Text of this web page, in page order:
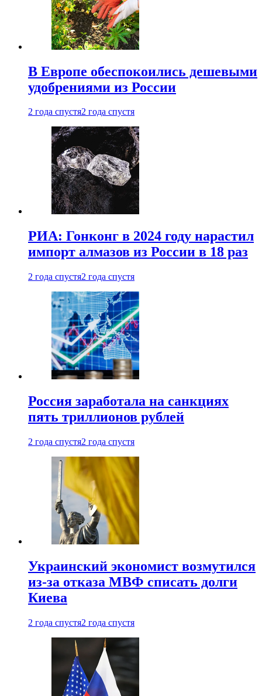
В Европе обеспокоились дешевыми
удобрениями из России
2 года спустя2 года спустя
РИА: Гонконг в 2024 году нарастил
импорт алмазов из России в 18 раз
2 года спустя2 года спустя
Россия заработала на санкциях
пять триллионов рублей
2 года спустя2 года спустя
Украинский экономист возмутился
из-за отказа МВФ списать долги
Киева
2 года спустя2 года спустя